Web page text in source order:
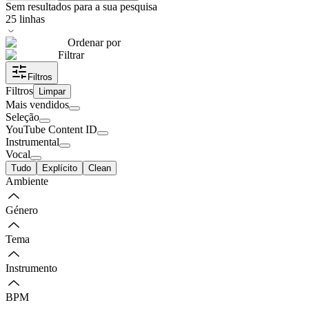
Sem resultados para a sua pesquisa
25 linhas
Ordenar por
Filtrar
Filtros
Filtros Limpar
Mais vendidos
Seleção
YouTube Content ID
Instrumental
Vocal
Tudo Explícito Clean
Ambiente
Género
Tema
Instrumento
BPM